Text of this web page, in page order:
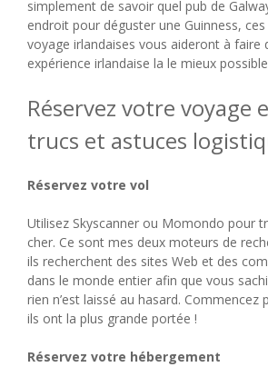
simplement de savoir quel pub de
endroit pour déguster une Guinness,
voyage irlandaises vous aideront à faire
expérience irlandaise la le mieux
Réservez votre voyage
trucs et astuces
Réservez votre vol
Utilisez Skyscanner ou Momondo pour
cher. Ce sont mes deux moteurs de
ils recherchent des sites Web et des
dans le monde entier afin que vous
rien n’est laissé au hasard. Commencez
ils ont la plus grande portée !
Réservez votre hébergement